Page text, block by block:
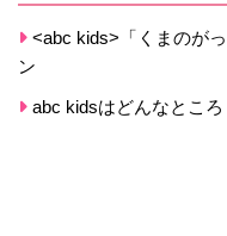
<abc kids>「くまのが
ン
abc kidsはどんなところ